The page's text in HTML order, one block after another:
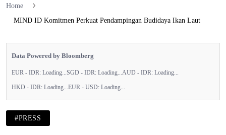
Home
MIND ID Komitmen Perkuat Pendampingan Budidaya Ikan Laut
Data Powered by Bloomberg
EUR - IDR: Loading... SGD - IDR: Loading... AUD - IDR: Loading...
HKD - IDR: Loading... EUR - USD: Loading...
#PRESS